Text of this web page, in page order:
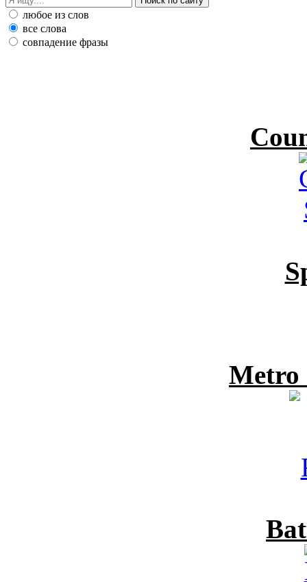
любое из слов
все слова
совпадение фразы
Metro